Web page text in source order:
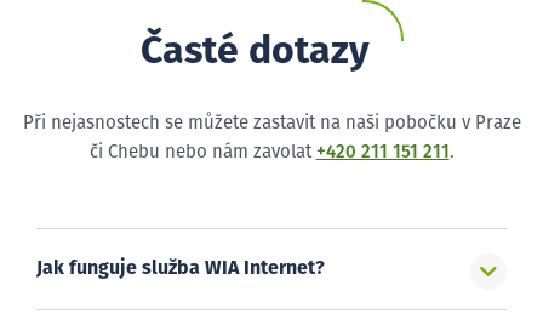
Časté dotazy
Při nejasnostech se můžete zastavit na naši pobočku v Praze
či Chebu nebo nám zavolat +420 211 151 211 .
Jak funguje služba WIA Internet?